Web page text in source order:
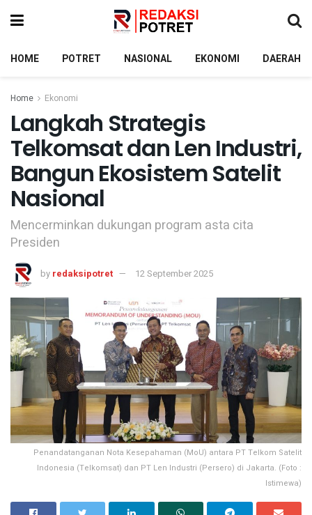
HOME POTRET NASIONAL EKONOMI DAERAH
Home Ekonomi
Langkah Strategis
Telkomsat dan Len Industri,
Bangun Ekosistem Satelit
Nasional
Mencerminkan dukungan program asta cita
Presiden
by redaksipotret 12 September 2025
Penandatanganan Nota Kesepahaman (MoU) antara PT Telkom Satelit
Indonesia (Telkomsat) dan PT Len Industri (Persero) di Jakarta. (Foto :
Istimewa)